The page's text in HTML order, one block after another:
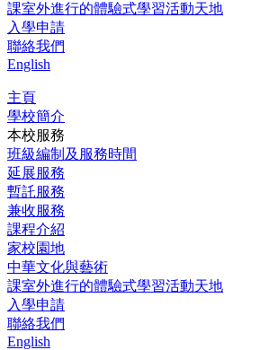
課室外進行的體驗式學習活動天地
入學申請
聯絡我們
English
主頁
學校簡介
本校服務
班級編制及服務時間
延展服務
暫託服務
兼收服務
課程介紹
家校園地
中華文化與藝術
課室外進行的體驗式學習活動天地
入學申請
聯絡我們
English